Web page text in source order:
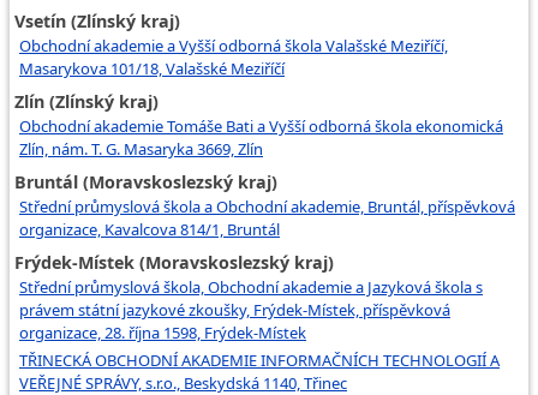
Vsetín (Zlínský kraj)
Obchodní akademie a Vyšší odborná škola Valašské Meziříčí,
Masarykova 101/18, Valašské Meziříčí
Zlín (Zlínský kraj)
Obchodní akademie Tomáše Bati a Vyšší odborná škola ekonomická
Zlín, nám. T. G. Masaryka 3669, Zlín
Bruntál (Moravskoslezský kraj)
Střední průmyslová škola a Obchodní akademie, Bruntál, příspěvková
organizace, Kavalcova 814/1, Bruntál
Frýdek-Místek (Moravskoslezský kraj)
Střední průmyslová škola, Obchodní akademie a Jazyková škola s
právem státní jazykové zkoušky, Frýdek-Místek, příspěvková
organizace, 28. října 1598, Frýdek-Místek
TŘINECKÁ OBCHODNÍ AKADEMIE INFORMAČNÍCH TECHNOLOGIÍ A
VEŘEJNÉ SPRÁVY, s.r.o., Beskydská 1140, Třinec